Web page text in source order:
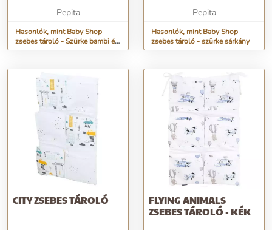
Pepita
Hasonlók, mint Baby Shop
zsebes tároló - Szürke bambi és
barátai
Pepita
Hasonlók, mint Baby Shop
zsebes tároló - szürke sárkány
CITY ZSEBES TÁROLÓ
FLYING ANIMALS
ZSEBES TÁROLÓ - KÉK